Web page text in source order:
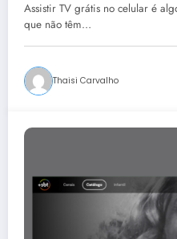
Assistir TV grátis no celular é
que não têm…
Thaisi Carvalho